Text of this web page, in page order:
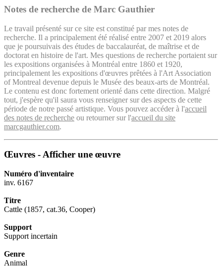
Notes de recherche de Marc Gauthier
Le travail présenté sur ce site est constitué par mes notes de
recherche. Il a principalement été réalisé entre 2007 et 2019 alors
que je poursuivais des études de baccalauréat, de maîtrise et de
doctorat en histoire de l'art. Mes questions de recherche portaient sur
les expositions organisées à Montréal entre 1860 et 1920,
principalement les expositions d'œuvres prêtées à l'Art Association
of Montreal devenue depuis le Musée des beaux-arts de Montréal.
Le contenu est donc fortement orienté dans cette direction. Malgré
tout, j'espère qu'il saura vous renseigner sur des aspects de cette
période de notre passé artistique. Vous pouvez accéder à l'accueil
des notes de recherche ou retourner sur l'accueil du site
marcgauthier.com.
Œuvres - Afficher une œuvre
Numéro d'inventaire
inv. 6167
Titre
Cattle (1857, cat.36, Cooper)
Support
Support incertain
Genre
Animal